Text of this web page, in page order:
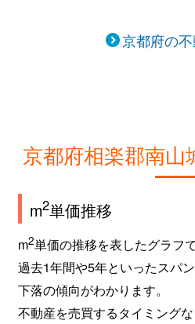
京都府の
京都府相楽郡南山
m2単価推移
m2単価の推移を表したグラフで
過去1年間や5年といったスパ
下落の傾向がわかります。
不動産を売買するタイミング